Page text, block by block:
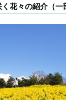
花々の紹介（一